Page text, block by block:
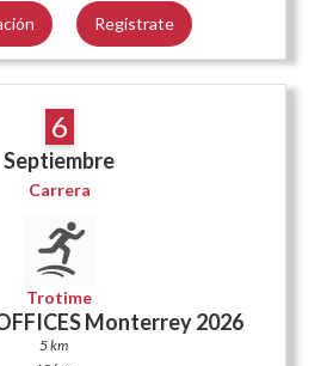
Regístrate
6
Septiembre
Carrera
Trotime
Monterrey 2026
5 km